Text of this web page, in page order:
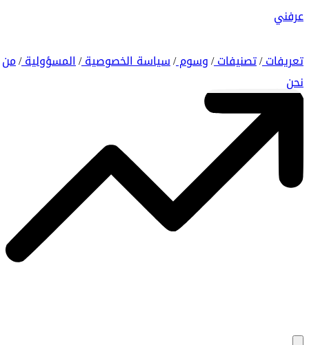
عرفني
تعريفات/ تصنيفات/ وسوم/ سياسة الخصوصية/ المسؤولية/ من
نحن